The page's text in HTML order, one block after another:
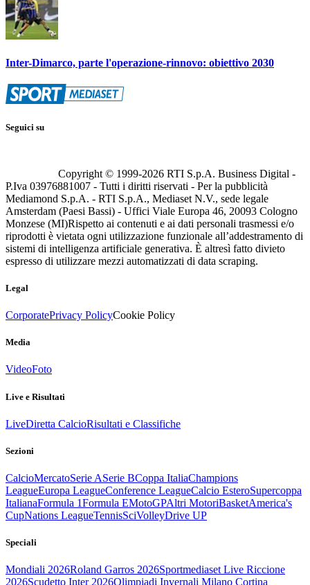
Inter-Dimarco, parte l'operazione-rinnovo: obiettivo 2030
Seguici su
Copyright © 1999-2026 RTI S.p.A. Business Digital -
P.Iva 03976881007 - Tutti i diritti riservati - Per la pubblicità
Mediamond S.p.A. - RTI S.p.A., Mediaset N.V., sede legale
Amsterdam (Paesi Bassi) - Uffici Viale Europa 46, 20093 Cologno
Monzese (MI)Rispetto ai contenuti e ai dati personali trasmessi e/o
riprodotti è vietata ogni utilizzazione funzionale all’addestramento di
sistemi di intelligenza artificiale generativa. È altresì fatto divieto
espresso di utilizzare mezzi automatizzati di data scraping.
Legal
CorporatePrivacy PolicyCookie Policy
Media
VideoFoto
Live e Risultati
LiveDiretta CalcioRisultati e Classifiche
Sezioni
CalcioMercatoSerie ASerie BCoppa ItaliaChampions
LeagueEuropa LeagueConference LeagueCalcio EsteroSupercoppa
ItalianaFormula 1Formula EMotoGPAltri MotoriBasketAmerica's
CupNations LeagueTennisSciVolleyDrive UP
Speciali
Mondiali 2026Roland Garros 2026Sportmediaset Live Riccione
2026Scudetto Inter 2026Olimpiadi Invernali Milano Cortina